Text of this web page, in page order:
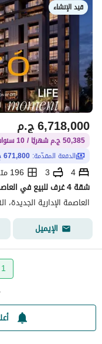
قيد الإنشاء
ج.م6,718,000
50,385 ج.م شهريًا / 10 سنوات
الدفعة المقدّمة: 671,800 ج.م
4
3
196 متر مربع
شقة 4 غرف للبيع في العاصمة الإدارية بمقدم بسيط
العاصمة الإدارية الجديدة،
الإيميل
1
1 -